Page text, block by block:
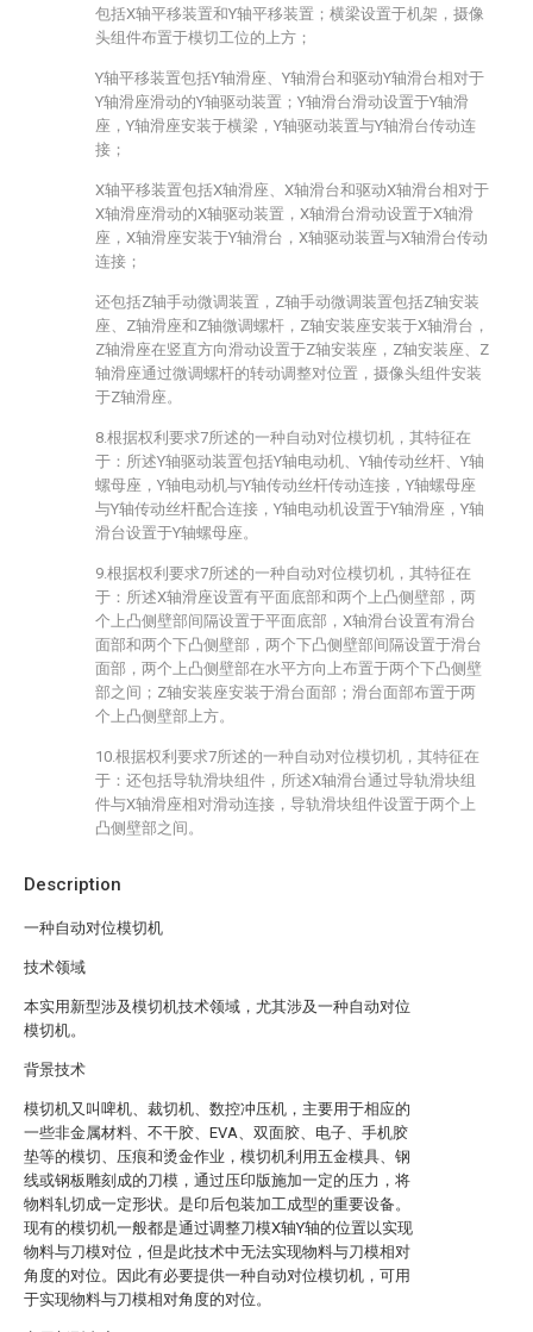
Description
一种自动对位模切机
技术领域
本实用新型涉及模切机技术领域，尤其涉及一种自动对位
模切机。
背景技术
模切机又叫啤机、裁切机、数控冲压机，主要用于相应的
一些非金属材料、不干胶、EVA、双面胶、电子、手机胶
垫等的模切、压痕和烫金作业，模切机利用五金模具、钢
线或钢板雕刻成的刀模，通过压印版施加一定的压力，将
物料轧切成一定形状。是印后包装加工成型的重要设备。
现有的模切机一般都是通过调整刀模X轴Y轴的位置以实现
物料与刀模对位，但是此技术中无法实现物料与刀模相对
角度的对位。因此有必要提供一种自动对位模切机，可用
于实现物料与刀模相对角度的对位。
包括X轴平移装置和Y轴平移装置；横梁设置于机架，摄像
头组件布置于模切工位的上方；
Y轴平移装置包括Y轴滑座、Y轴滑台和驱动Y轴滑台相对于
Y轴滑座滑动的Y轴驱动装置；Y轴滑台滑动设置于Y轴滑
座，Y轴滑座安装于横梁，Y轴驱动装置与Y轴滑台传动连
接；
X轴平移装置包括X轴滑座、X轴滑台和驱动X轴滑台相对于
X轴滑座滑动的X轴驱动装置，X轴滑台滑动设置于X轴滑
座，X轴滑座安装于Y轴滑台，X轴驱动装置与X轴滑台传动
连接；
还包括Z轴手动微调装置，Z轴手动微调装置包括Z轴安装
座、Z轴滑座和Z轴微调螺杆，Z轴安装座安装于X轴滑台，
Z轴滑座在竖直方向滑动设置于Z轴安装座，Z轴安装座、Z
轴滑座通过微调螺杆的转动调整对位置，摄像头组件安装
于Z轴滑座。
8.根据权利要求7所述的一种自动对位模切机，其特征在
于：所述Y轴驱动装置包括Y轴电动机、Y轴传动丝杆、Y轴
螺母座，Y轴电动机与Y轴传动丝杆传动连接，Y轴螺母座
与Y轴传动丝杆配合连接，Y轴电动机设置于Y轴滑座，Y轴
滑台设置于Y轴螺母座。
9.根据权利要求7所述的一种自动对位模切机，其特征在
于：所述X轴滑座设置有平面底部和两个上凸侧壁部，两
个上凸侧壁部间隔设置于平面底部，X轴滑台设置有滑台
面部和两个下凸侧壁部，两个下凸侧壁部间隔设置于滑台
面部，两个上凸侧壁部在水平方向上布置于两个下凸侧壁
部之间；Z轴安装座安装于滑台面部；滑台面部布置于两
个上凸侧壁部上方。
10.根据权利要求7所述的一种自动对位模切机，其特征在
于：还包括导轨滑块组件，所述X轴滑台通过导轨滑块组
件与X轴滑座相对滑动连接，导轨滑块组件设置于两个上
凸侧壁部之间。